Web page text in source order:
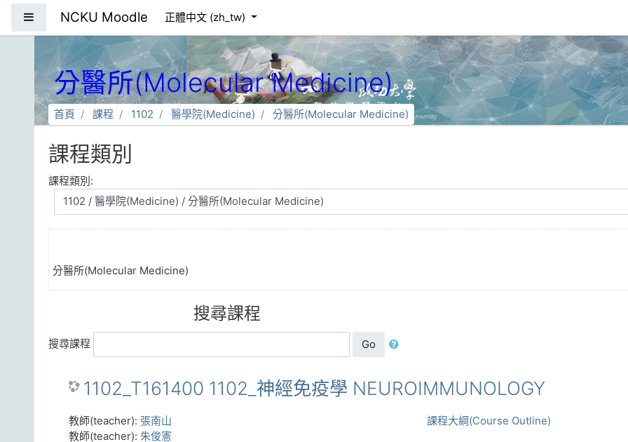
NCKU Moodle 正體中文 ‎(zh_tw)‎
分醫所(Molecular Medicine)
首頁 課程 1102 醫學院(Medicine) 分醫所(Molecular Medicine)
課程類別
課程類別:
分醫所(Molecular Medicine)
搜尋課程
搜尋課程 Go
1102_T161400 1102_神經免疫學 NEUROIMMUNOLOGY
課程大綱(Course Outline)
教師(teacher): 張南山
教師(teacher): 朱俊憲